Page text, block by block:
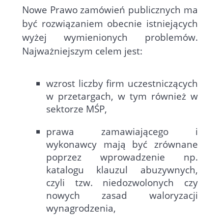
Nowe Prawo zamówień publicznych ma
być rozwiązaniem obecnie istniejących
wyżej wymienionych problemów.
Najważniejszym celem jest:
wzrost liczby firm uczestniczących
w przetargach, w tym również w
sektorze MŚP,
prawa zamawiającego i
wykonawcy mają być zrównane
poprzez wprowadzenie np.
katalogu klauzul abuzywnych,
czyli tzw. niedozwolonych czy
nowych zasad waloryzacji
wynagrodzenia,